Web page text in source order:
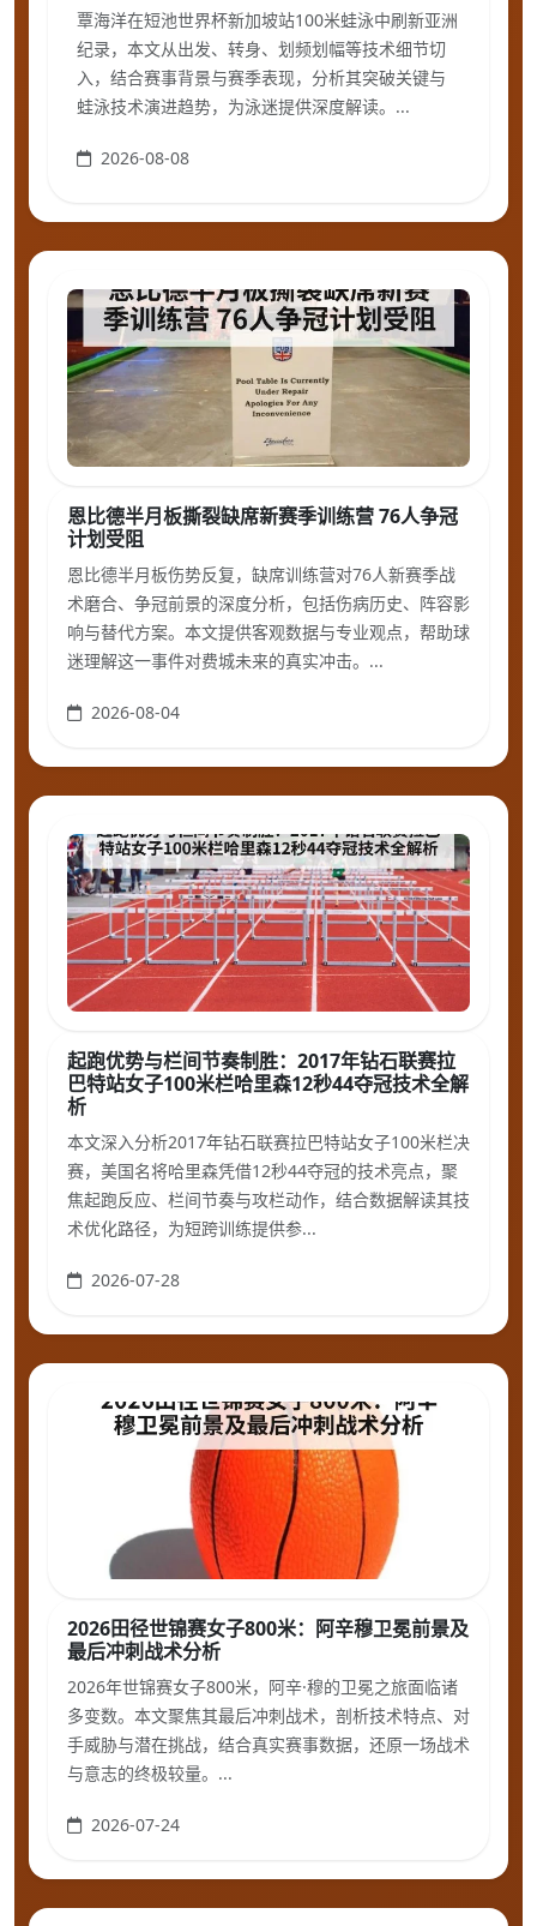
覃海洋在短池世界杯新加坡站100米蛙泳中刷新亚洲
纪录，本文从出发、转身、划频划幅等技术细节切
入，结合赛事背景与赛季表现，分析其突破关键与
蛙泳技术演进趋势，为泳迷提供深度解读。...
2026-08-08
恩比德半月板撕裂缺席新赛季训练营 76人争冠
计划受阻
恩比德半月板伤势反复，缺席训练营对76人新赛季战
术磨合、争冠前景的深度分析，包括伤病历史、阵容影
响与替代方案。本文提供客观数据与专业观点，帮助球
迷理解这一事件对费城未来的真实冲击。...
2026-08-04
起跑优势与栏间节奏制胜：2017年钻石联赛拉
巴特站女子100米栏哈里森12秒44夺冠技术全解
析
本文深入分析2017年钻石联赛拉巴特站女子100米栏决
赛，美国名将哈里森凭借12秒44夺冠的技术亮点，聚
焦起跑反应、栏间节奏与攻栏动作，结合数据解读其技
术优化路径，为短跨训练提供参...
2026-07-28
2026田径世锦赛女子800米：阿辛穆卫冕前景及
最后冲刺战术分析
2026年世锦赛女子800米，阿辛·穆的卫冕之旅面临诸
多变数。本文聚焦其最后冲刺战术，剖析技术特点、对
手威胁与潜在挑战，结合真实赛事数据，还原一场战术
与意志的终极较量。...
2026-07-24